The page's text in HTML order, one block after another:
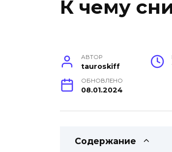
К чему
АВТОР
tauroskiff
ОБНОВЛЕНО
08.01.2024
Содержание